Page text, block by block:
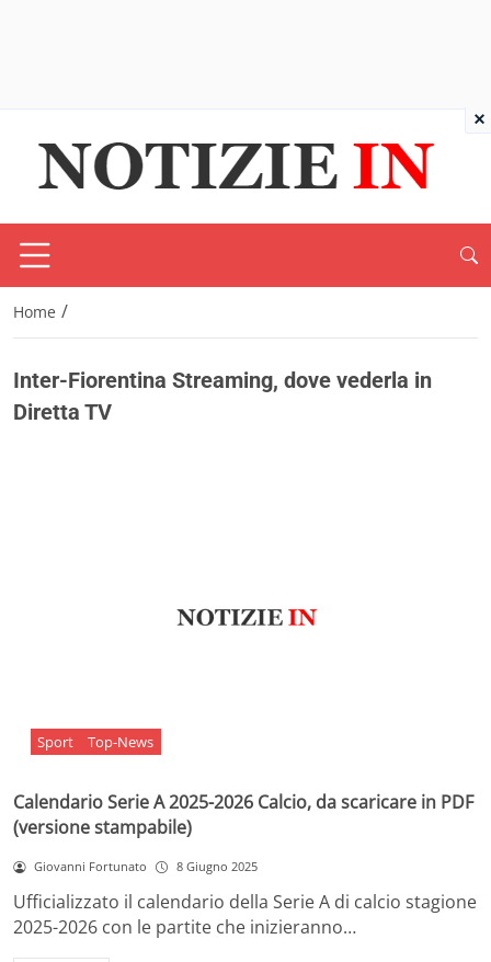
Home /
Inter-Fiorentina Streaming, dove vederla in
Diretta TV
Sport Top-News
Calendario Serie A 2025-2026 Calcio, da scaricare in PDF
(versione stampabile)
Giovanni Fortunato 8 Giugno 2025
Ufficializzato il calendario della Serie A di calcio stagione
2025-2026 con le partite che inizieranno…
×